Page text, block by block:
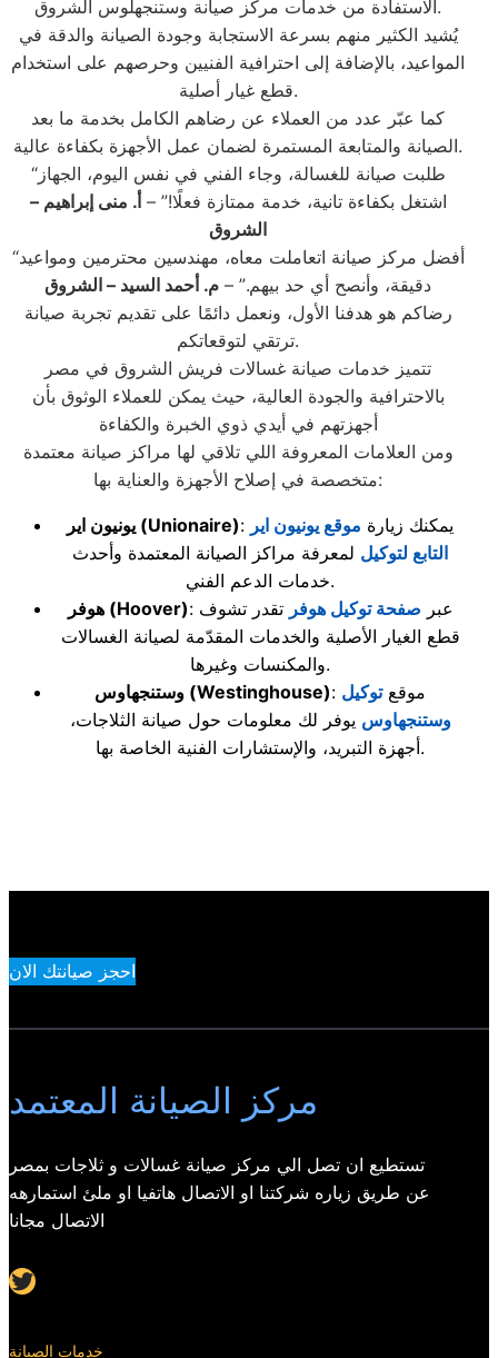
الاستفادة من خدمات مركز صيانة وستنجهلوس الشروق.
يُشيد الكثير منهم بسرعة الاستجابة وجودة الصيانة والدقة في
المواعيد، بالإضافة إلى احترافية الفنيين وحرصهم على استخدام
قطع غيار أصلية.
كما عبّر عدد من العملاء عن رضاهم الكامل بخدمة ما بعد
الصيانة والمتابعة المستمرة لضمان عمل الأجهزة بكفاءة عالية.
“طلبت صيانة للغسالة، وجاء الفني في نفس اليوم، الجهاز
اشتغل بكفاءة تانية، خدمة ممتازة فعلًا!” – أ. منى إبراهيم –
الشروق
“أفضل مركز صيانة اتعاملت معاه، مهندسين محترمين ومواعيد
دقيقة، وأنصح أي حد بيهم.” – م. أحمد السيد – الشروق
رضاكم هو هدفنا الأول، ونعمل دائمًا على تقديم تجربة صيانة
ترتقي لتوقعاتكم.
تتميز خدمات صيانة غسالات فريش الشروق في مصر
بالاحترافية والجودة العالية، حيث يمكن للعملاء الوثوق بأن
أجهزتهم في أيدي ذوي الخبرة والكفاءة
ومن العلامات المعروفة اللي تلاقي لها مراكز صيانة معتمدة
متخصصة في إصلاح الأجهزة والعناية بها:
يونيون اير (Unionaire) : يمكنك زيارة موقع يونيون اير
التابع لتوكيل لمعرفة مراكز الصيانة المعتمدة وأحدث
خدمات الدعم الفني.
هوفر(Hoover) : عبر صفحة توكيل هوفر تقدر تشوف
قطع الغيار الأصلية والخدمات المقدّمة لصيانة الغسالات
والمكنسات وغيرها.
وستنجهاوس (Westinghouse) : موقعتوكيل
وستنجهاوس يوفر لك معلومات حول صيانة الثلاجات،
أجهزة التبريد، والإستشارات الفنية الخاصة بها.
احجز صيانتك الان
مركز الصيانة المعتمد
تستطيع ان تصل الي مركز صيانة غسالات و ثلاجات بمصر
عن طريق زياره شركتنا او الاتصال هاتفيا او ملئ استمارهه
الاتصال مجانا
Twitter
خدمات الصيانة